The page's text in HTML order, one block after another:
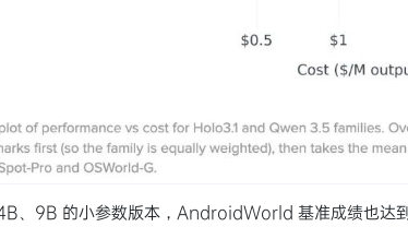
、9B 的小参数版本，AndroidWorld 基准成绩也达